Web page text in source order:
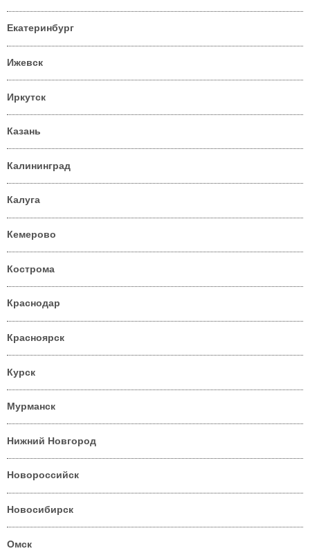
Екатеринбург
Ижевск
Иркутск
Казань
Калининград
Калуга
Кемерово
Кострома
Краснодар
Красноярск
Курск
Мурманск
Нижний Новгород
Новороссийск
Новосибирск
Омск